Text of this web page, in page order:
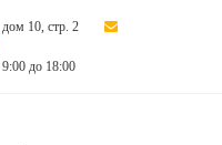
10, стр. 2
до 18:00